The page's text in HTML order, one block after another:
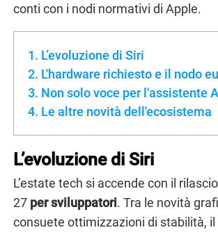
conti con i nodi normativi di Apple.
L’evoluzione di Siri
L'hardware richiesto e il nodo
Non solo voce per l'assistente
Le altre novità dell'ecosistema
L’evoluzione di Siri
L’estate tech si accende con il
27 per sviluppatori. Tra le novità
consuete ottimizzazioni di stabilità, il